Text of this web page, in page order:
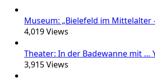
Museum: „Bielefeld im Mittelalter
4,019Views
Theater: In der Badewanne mit …
3,915Views